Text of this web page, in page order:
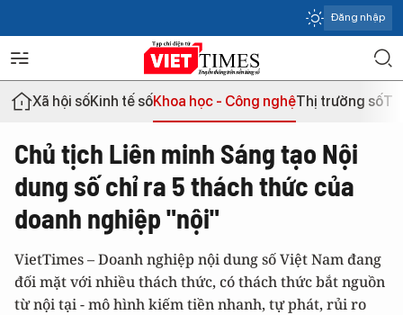
Đăng nhập
Xã hội sốKinh tế sốKhoa học - Công nghệThị trường số
Chủ tịch Liên minh Sáng tạo Nội
dung số chỉ ra 5 thách thức của
doanh nghiệp "nội"
VietTimes – Doanh nghiệp nội dung số Việt Nam đang
đối mặt với nhiều thách thức, có thách thức bắt nguồn
từ nội tại - mô hình kiếm tiền nhanh, tự phát, rủi ro